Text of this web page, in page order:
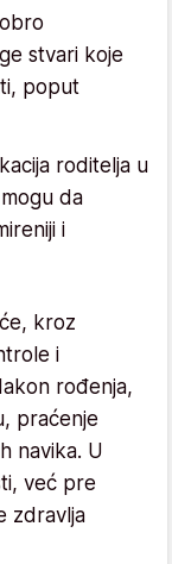
stvari koje
poput
roditelja u
da
i
kroz
i
rođenja,
praćenje
navika. U
već pre
zdravlja